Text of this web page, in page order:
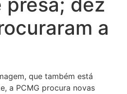
a
que também está
a PCMG procura novas